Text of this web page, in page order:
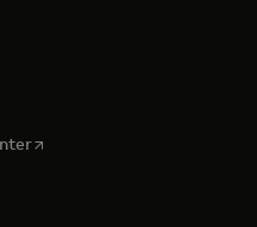
tab
a new tab
opens in a new tab
a new tab